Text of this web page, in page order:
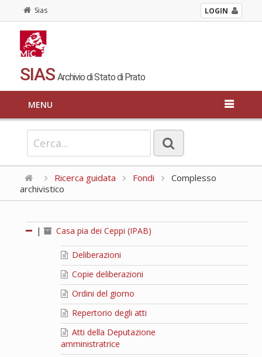
Sias LOGIN
SIAS Archivio di Stato di Prato
MENU
Ricerca guidata Fondi
Complesso
archivistico
| Casa pia dei Ceppi (IPAB)
Deliberazioni
Copie deliberazioni
Ordini del giorno
Repertorio degli atti
Atti della Deputazione
amministratrice